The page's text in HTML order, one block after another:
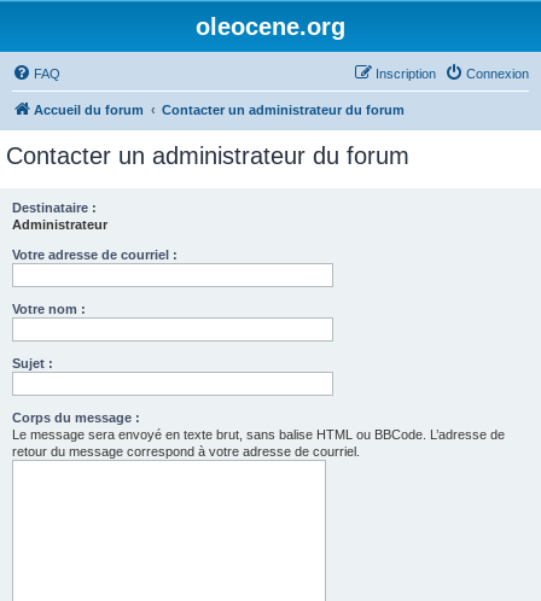
oleocene.org
FAQ Connexion
Inscription
Accueil du forum Contacter un administrateur du forum
Contacter un administrateur du forum
Destinataire :
Administrateur
Votre adresse de courriel :
Votre nom :
Sujet :
Corps du message :
Le message sera envoyé en texte brut, sans balise HTML ou BBCode. L’adresse de
retour du message correspond à votre adresse de courriel.